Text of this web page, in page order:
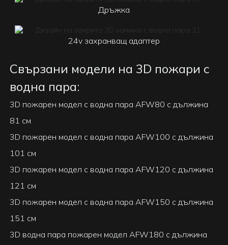
Дръжка
24v захранващ адаптер
Свързани модели на 3D пожари с
водна пара:
3D пожарен модел с водна пара AFW80 с дължина
81 см
3D пожарен модел с водна пара AFW100 с дължина
101 см
3D пожарен модел с водна пара AFW120 с дължина
121 см
3D пожарен модел с водна пара AFW150 с дължина
151 см
3D водна пара пожарен модел AFW180 с дължина